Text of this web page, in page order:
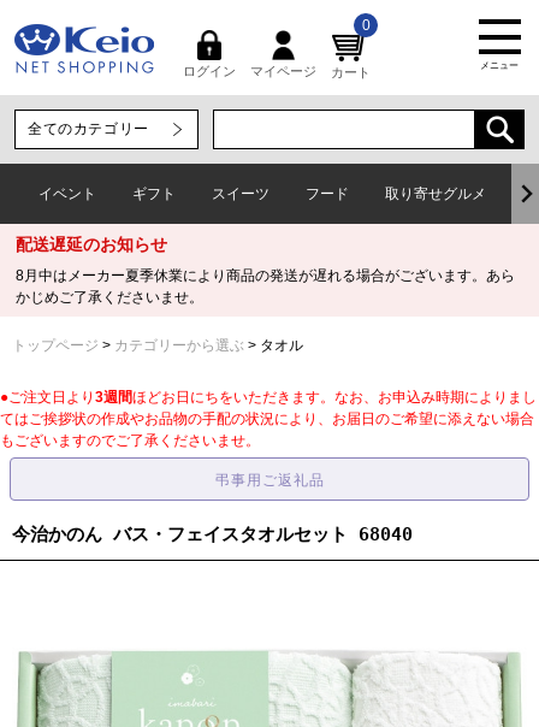
ログイン マイページ カート
0
メニュー
イベント ギフト スイーツ フード 取り寄せグルメ
配送遅延のお知らせ
8月中はメーカー夏季休業により商品の発送が遅れる場合がございます。あら
かじめご了承くださいませ。
トップページ カテゴリーから選ぶ タオル
●ご注文日より 3週間ほどお日にちをいただきます。なお、お申込み時期によりまし
てはご挨拶状の作成やお品物の手配の状況により、お届日のご希望に添えない場合
もございますのでご了承くださいませ。
今治かのん バス・フェイスタオルセット 68040